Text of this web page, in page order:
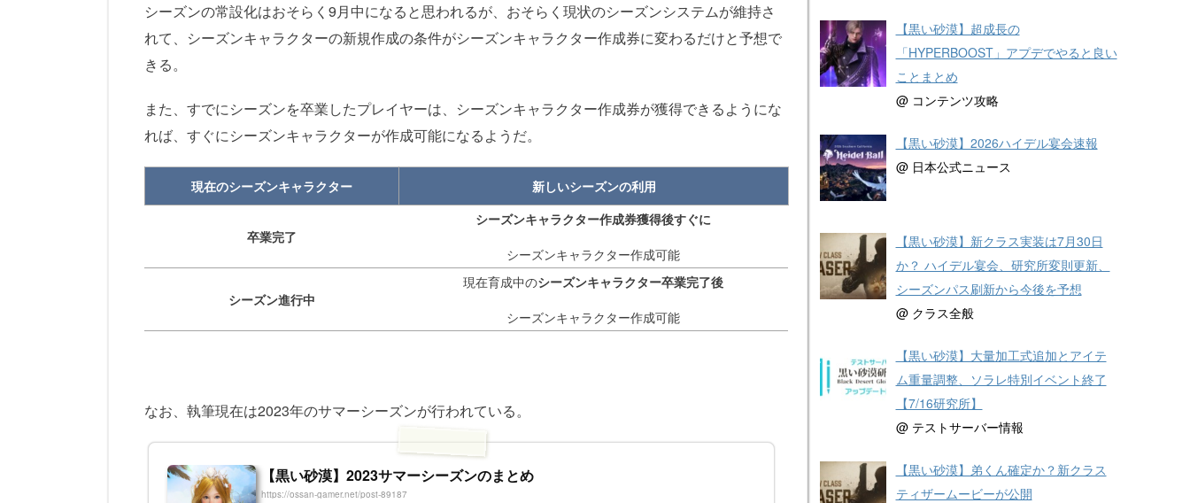
シーズンの常設化はおそらく9月中になると思われるが、おそらく現状のシーズンシステムが維持さ
れて、シーズンキャラクターの新規作成の条件がシーズンキャラクター作成券に変わるだけと予想で
きる。
また、すでにシーズンを卒業したプレイヤーは、シーズンキャラクター作成券が獲得できるようにな
れば、すぐにシーズンキャラクターが作成可能になるようだ。
現在のシーズンキャラクター 新しいシーズンの利用
卒業完了
シーズンキャラクター作成券獲得後すぐに
シーズンキャラクター作成可能
シーズン進行中
現在育成中のシーズンキャラクター卒業完了後
シーズンキャラクター作成可能
なお、執筆現在は2023年のサマーシーズンが行われている。
【黒い砂漠】2023サマーシーズンのまとめ
https://ossan-gamer.net/post-89187
【黒い砂漠】超成長の
「HYPERBOOST」アプデでやると良い
ことまとめ
@ コンテンツ攻略
【黒い砂漠】2026ハイデル宴会速報
@ 日本公式ニュース
【黒い砂漠】新クラス実装は7月30日
か？ ハイデル宴会、研究所変則更新、
シーズンパス刷新から今後を予想
@ クラス全般
【黒い砂漠】大量加工式追加とアイテ
ム重量調整、ソラレ特別イベント終了
【7/16研究所】
@ テストサーバー情報
【黒い砂漠】弟くん確定か？新クラス
ティザームービーが公開